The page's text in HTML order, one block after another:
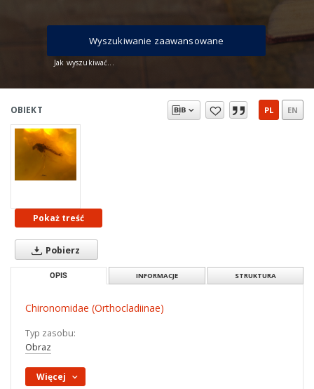
Jak wyszukiwać...
Wyszukiwanie zaawansowane
OBIEKT PL EN
Pokaż treść
Pobierz
OPIS INFORMACJE STRUKTURA
Chironomidae (Orthocladiinae)
Typ zasobu:
Obraz
Więcej